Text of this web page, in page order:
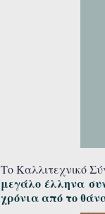
Το Καλλιτεχνικό
μεγάλο έλληνα
χρόνια από το